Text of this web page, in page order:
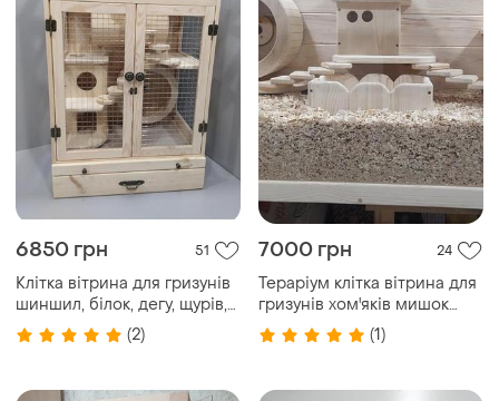
6850 грн 51
Клітка вітрина для гризунів
шиншил, білок, дегу, щурів,
крис
(2)
7000 грн 24
Тераріум клітка вітрина для
гризунів хом'яків мишок
щурів морських свинок
(1)